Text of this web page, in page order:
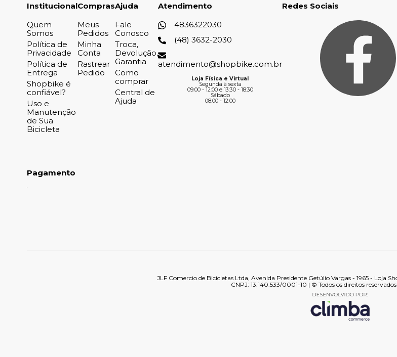
Institucional
Quem
Somos
Política de
Privacidade
Política de
Entrega
Shopbike é
confiável?
Uso e
Manutenção
de Sua
Bicicleta
Compras
Meus
Pedidos
Minha
Conta
Rastrear
Pedido
Ajuda
Fale
Conosco
Troca,
Devolução,
Garantia
Como
comprar
Central de
Ajuda
Atendimento
4836322030
(48) 3632-2030
atendimento@shopbike.com.br
Loja Física e Virtual
Segunda à sexta
09:00 - 12:00 e 13:30 - 18:30
Sábado
08:00 - 12:00
Redes Sociais
Pagamento
JLF Comercio de Bicicletas Ltda, Avenida Presidente Getúlio Vargas - 1965 - Loja
CNPJ: 13.140.533/0001-10 | © Todos os direitos